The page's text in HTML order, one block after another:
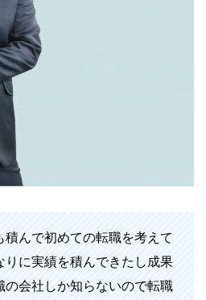
積んで初めての転職を考えて
りに実績を積んできたし成果
の会社しか知らないので転職